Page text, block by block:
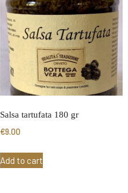
Salsa tartufata 180 gr
€9.00
Add to cart